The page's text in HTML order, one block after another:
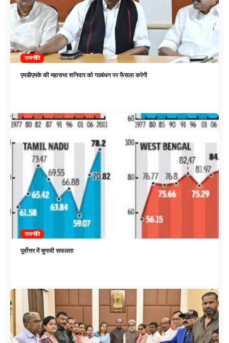
राजनीति
एमडीएमके की महासभा शनिवार को गठबंधन पर फैसला करेगी
राजनीति
पूर्वोत्तर में चुनावी सफलता